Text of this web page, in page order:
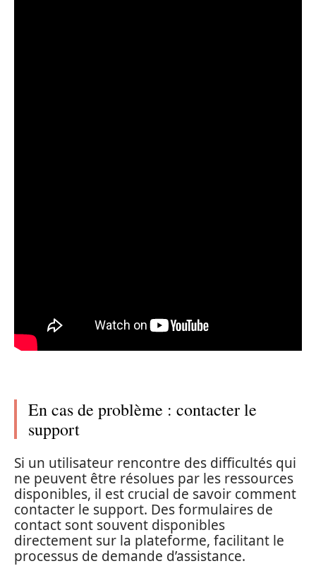
En cas de problème : contacter le
support
Si un utilisateur rencontre des difficultés qui
ne peuvent être résolues par les ressources
disponibles, il est crucial de savoir comment
contacter le support. Des formulaires de
contact sont souvent disponibles
directement sur la plateforme, facilitant le
processus de demande d’assistance.